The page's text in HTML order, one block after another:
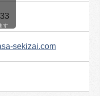
sekizai.com
す